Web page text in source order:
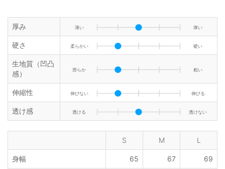
厚み 薄い 厚い
硬さ 柔らかい 硬い
生地質（凹凸
感）
滑らか 粗い
伸縮性 伸びない 伸びる
透け感 透ける 透けない
S M L
身幅 65 67 69